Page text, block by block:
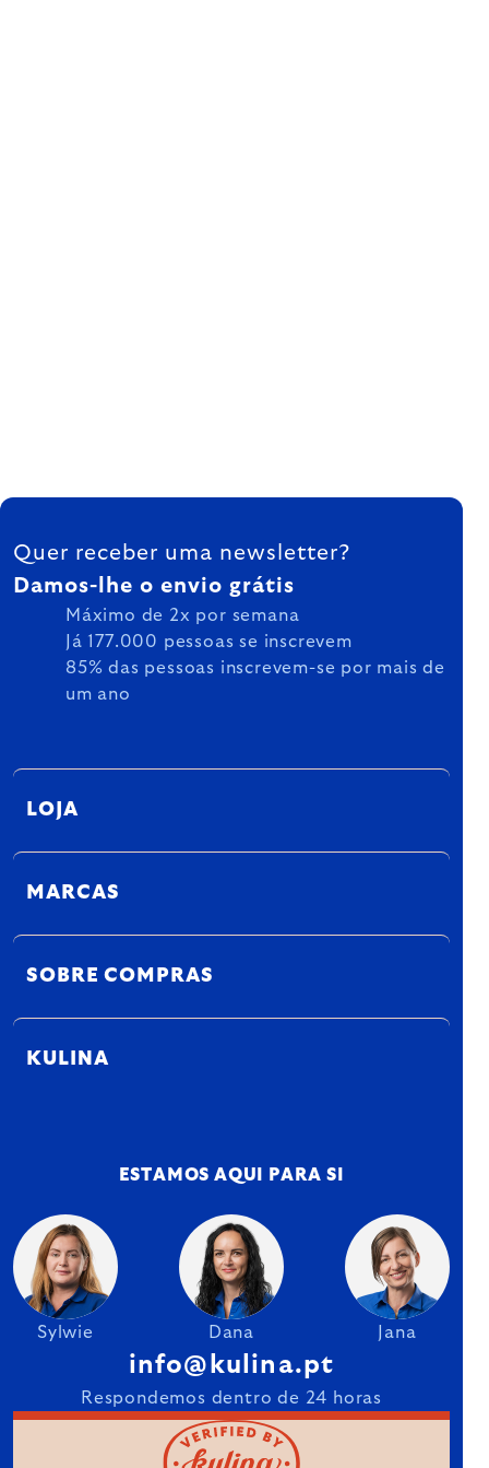
FOOTER
Quer receber uma newsletter?
Damos-lhe o envio grátis
Máximo de 2x por semana
Já 177.000 pessoas se inscrevem
85% das pessoas inscrevem-se por mais de
um ano
LOJA
MARCAS
SOBRE COMPRAS
KULINA
ESTAMOS AQUI PARA SI
Sylwie Dana Jana
info@kulina.pt
Respondemos dentro de 24 horas